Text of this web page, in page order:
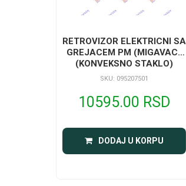
RETROVIZOR ELEKTRICNI SA
GREJACEM PM (MIGAVAC)
(KONVEKSNO STAKLO)
SKU: 095207501
10595.00 RSD
DODAJ U KORPU